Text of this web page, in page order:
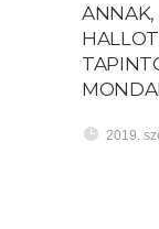
ANNAK,
2019.